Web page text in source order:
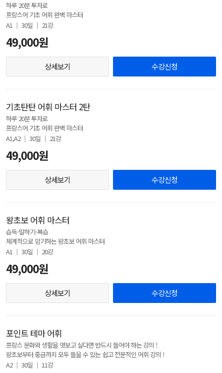
하루 20분 투자로
프랑스어 기초 어휘 완벽 마스터
A1 │ 30일 │ 21강
49,000원
상세보기 수강신청
기초탄탄 어휘 마스터 2탄
하루 20분 투자로
프랑스어 기초 어휘 완벽 마스터
A1,A2 │ 30일 │ 21강
49,000원
상세보기 수강신청
왕초보 어휘 마스터
습득-말하기-복습
체계적으로 암기하는 왕초보 어휘 마스터
A1 │ 30일 │ 20강
49,000원
상세보기 수강신청
포인트 테마 어휘
프랑스 문화와 생활을 엿보고 싶다면 반드시 들어야 하는 강의 !
왕초보부터 중급까지 모두 들을 수 있는 쉽고 전문적인 어휘 강의 !
A2 │ 30일 │ 11강